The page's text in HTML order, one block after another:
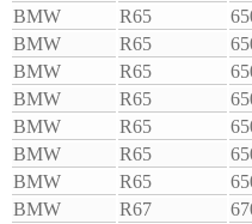
BMW
R65
BMW
R65
BMW
R65
BMW
R65
BMW
R65
BMW
R65
BMW
R65
BMW
R67